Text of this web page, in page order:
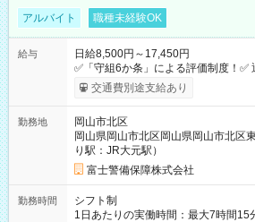
アルバイト 職種未経験OK
給与
日給8,500円～17,450円
✅「守組6か条」による評価制度！✅ 通常日当は8,500円ですが
上記評価制度により「S級隊員」と
を支給します。 (1)上記勤務者が交
14,375円 (3)上記現場が日祝深夜の
者が現場までの運転者の場合
------------------------------- *最高日当
時間の場合、時給3,490円）
り上位の資格取得やリーダー手当を
れます！ ※日当支給時振込手数料等は一切ありません。 【試用
期間】試用期間なし
交通費別途支給あり
勤務地
岡山市北区
岡山県岡山市北区岡山県岡山市北区
り駅：JR大元駅）
富士警備保障株式会社
勤務時間
シフト制
1日あたりの実働時間：最大7時間15